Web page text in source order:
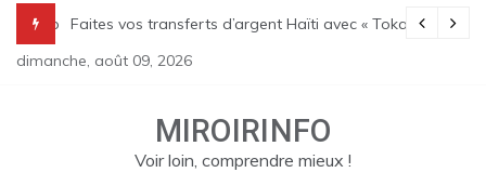
content
Le bilan des massacres de Pont Sondé s’alourdit| La
Faites vos transferts d’argent Haïti avec « Tokay »
dimanche, août 09, 2026
MIROIRINFO
Voir loin, comprendre mieux !